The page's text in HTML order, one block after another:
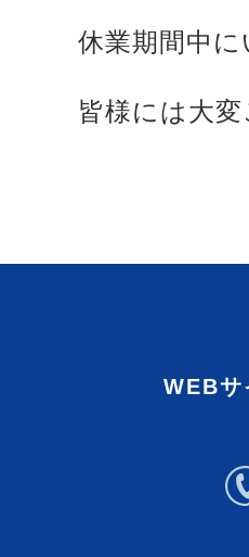
休業期間中
皆様には大
WEBサ